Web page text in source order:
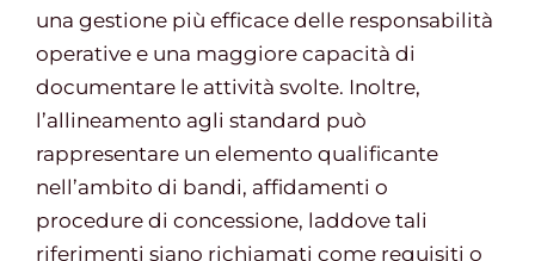
una gestione più efficace delle responsabilità
operative e una maggiore capacità di
documentare le attività svolte. Inoltre,
l’allineamento agli standard può
rappresentare un elemento qualificante
nell’ambito di bandi, affidamenti o
procedure di concessione, laddove tali
riferimenti siano richiamati come requisiti o